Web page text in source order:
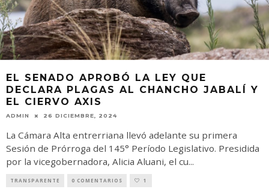
EL SENADO APROBÓ LA LEY QUE
DECLARA PLAGAS AL CHANCHO JABALÍ Y
EL CIERVO AXIS
ADMIN 26 DICIEMBRE, 2024
La Cámara Alta entrerriana llevó adelante su primera
Sesión de Prórroga del 145° Período Legislativo. Presidida
por la vicegobernadora, Alicia Aluani, el cu...
TRANSPARENTE 0 COMENTARIOS 1